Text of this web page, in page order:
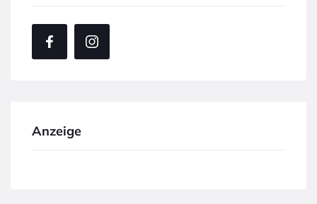
Anzeige